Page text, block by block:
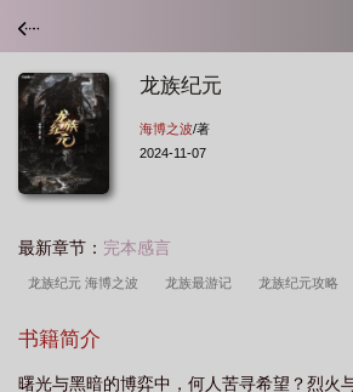
龙族纪元
海博之波/著
2024-11-07
最新章节： 完本感言
龙族纪元 海博之波 龙族最游记 龙族纪元攻略
品 龙族黑暗纪元全文免费阅读最新章节
本 龙族1细节 龙族纪元是龙族吗 龙族1序幕
书籍简介
曙光与黑暗的博弈中，何人苦寻希望？烈火